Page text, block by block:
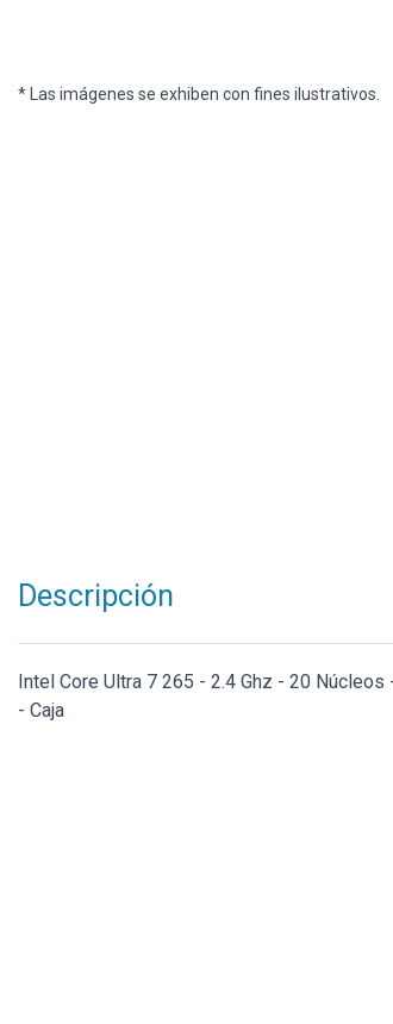
* Las imágenes se exhiben con fines ilustrativos.
Descripción
Intel Core Ultra 7 265 - 2.4 Ghz - 20
- Caja